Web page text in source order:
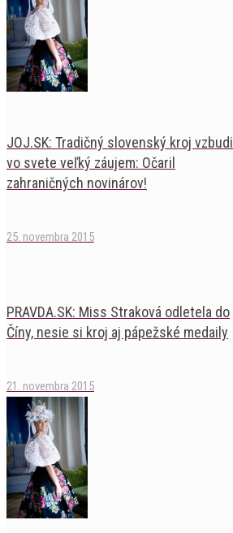
JOJ.SK: Tradičný slovenský kroj vzbudil
vo svete veľký záujem: Očaril
zahraničných novinárov!
25. novembra 2015
PRAVDA.SK: Miss Straková odletela do
Číny, nesie si kroj aj pápežské medaily
21. novembra 2015